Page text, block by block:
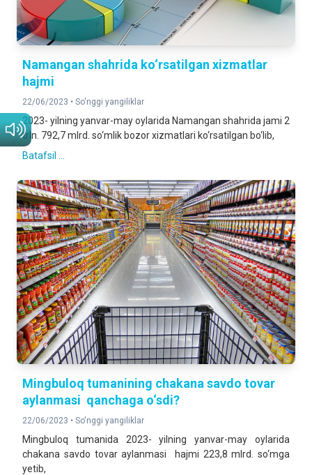
Namangan shahrida ko‘rsatilgan xizmatlar
hajmi
22/06/2023 • So'nggi yangiliklar
2023- yilning yanvar-may oylarida Namangan shahrida jami 2
trln. 792,7 mlrd. so‘mlik bozor xizmatlari ko‘rsatilgan bo‘lib,
Batafsil ...
Mingbuloq tumanining chakana savdo tovar
aylanmasi qanchaga o‘sdi?
22/06/2023 • So'nggi yangiliklar
Mingbuloq tumanida 2023- yilning yanvar-may oylarida
chakana savdo tovar aylanmasi hajmi 223,8 mlrd. so‘mga
yetib,